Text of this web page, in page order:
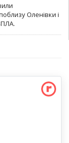
Оленівки і